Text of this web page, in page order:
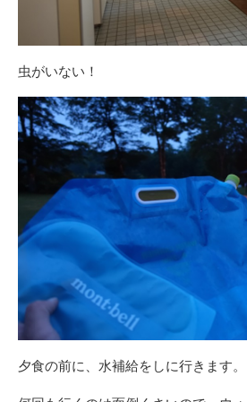
虫がいない！
夕食の前に、水補給をしに行きます。